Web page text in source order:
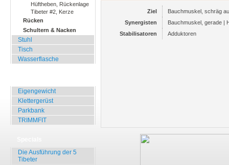
Hüftheben, Rückenlage
Tibeter #2, Kerze
Rücken
Schultern & Nacken
Stuhl
Tisch
Wasserflasche
Eigengewicht
Klettergerüst
Parkbank
TRIMMFIT
Die Ausführung der 5
Tibeter
Ziel
Bauchmuskel, schräg
Synergisten
Bauchmuskel, gerade |
Stabilisatoren
Adduktoren